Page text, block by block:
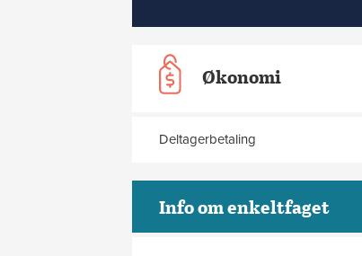
Økonomi
Deltagerbetaling
Info om enkeltfaget